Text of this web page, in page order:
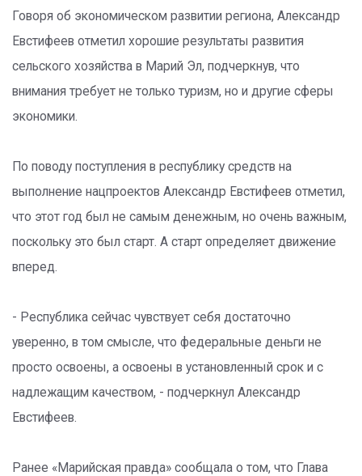
Говоря об экономическом развитии региона, Александр
Евстифеев отметил хорошие результаты развития
сельского хозяйства в Марий Эл, подчеркнув, что
внимания требует не только туризм, но и другие сферы
экономики.
По поводу поступления в республику средств на
выполнение нацпроектов Александр Евстифеев отметил,
что этот год был не самым денежным, но очень важным,
поскольку это был старт. А старт определяет движение
вперед.
- Республика сейчас чувствует себя достаточно
уверенно, в том смысле, что федеральные деньги не
просто освоены, а освоены в установленный срок и с
надлежащим качеством, - подчеркнул Александр
Евстифеев.
Ранее «Марийская правда» сообщала о том, что Глава